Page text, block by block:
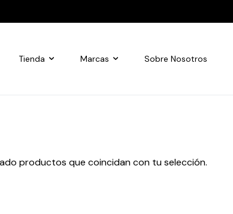
Tienda Marcas Sobre Nosotros
productos que coincidan con tu selección.